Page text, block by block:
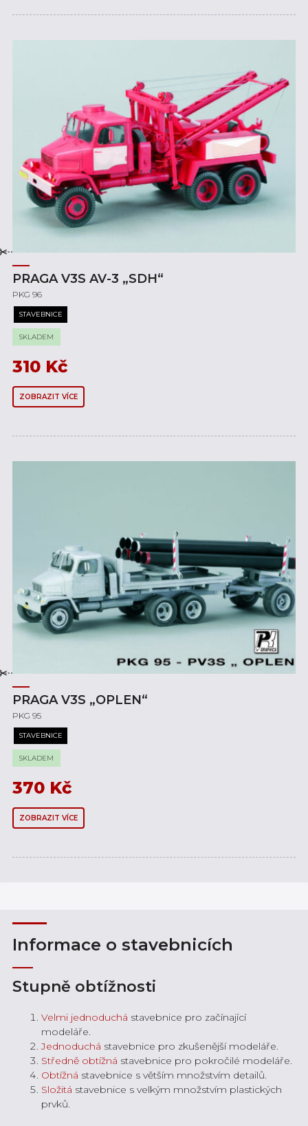
PRAGA V3S AV-3 „SDH“
PKG 96
STAVEBNICE
SKLADEM
310 Kč
ZOBRAZIT VÍCE
PRAGA V3S „OPLEN“
PKG 95
STAVEBNICE
SKLADEM
370 Kč
ZOBRAZIT VÍCE
Informace o stavebnicích
Stupně obtížnosti
Velmi jednoduchá stavebnice pro začínající
modeláře.
Jednoduchá stavebnice pro zkušenější modeláře.
Středně obtížná stavebnice pro pokročilé modeláře.
Obtížná stavebnice s větším množstvím detailů.
Složitá stavebnice s velkým množstvím plastických
prvků.